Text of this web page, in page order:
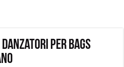
per Bags